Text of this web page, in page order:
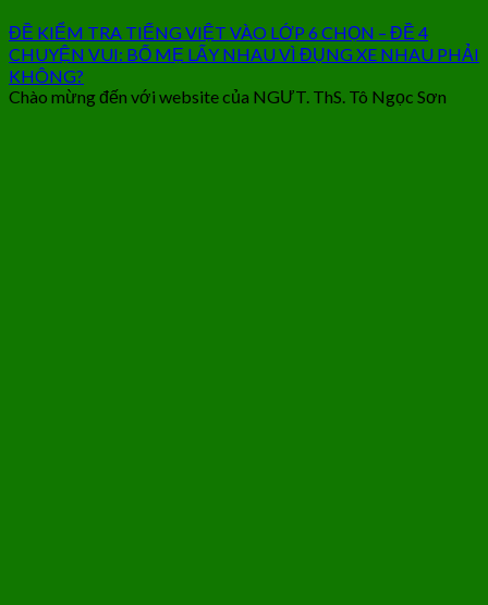
ĐỀ KIỂM TRA TIẾNG VIỆT VÀO LỚP 6 CHỌN – ĐỀ 4
CHUYỆN VUI: BỐ MẸ LẤY NHAU VÌ ĐỤNG XE NHAU PHẢI
KHÔNG?
Chào mừng đến với website của NGƯT. ThS. Tô Ngọc Sơn